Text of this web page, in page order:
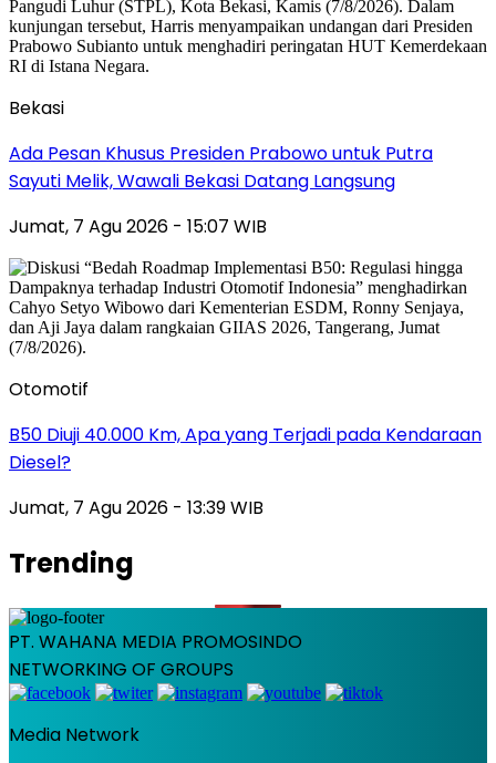
Bekasi
Ada Pesan Khusus Presiden Prabowo untuk Putra
Sayuti Melik, Wawali Bekasi Datang Langsung
Jumat, 7 Agu 2026 - 15:07 WIB
Otomotif
B50 Diuji 40.000 Km, Apa yang Terjadi pada Kendaraan
Diesel?
Jumat, 7 Agu 2026 - 13:39 WIB
Trending
PT. WAHANA MEDIA PROMOSINDO
NETWORKING OF GROUPS
Media Network